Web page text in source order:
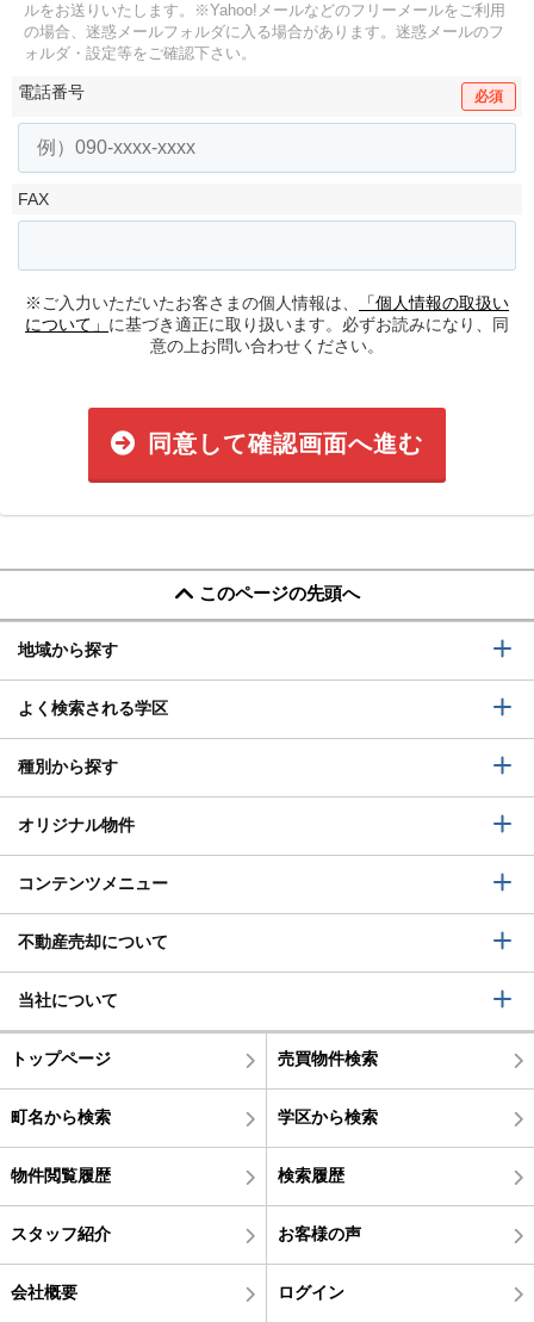
ルをお送りいたします。
※Yahoo!メールなどのフリーメールをご利用
の場合、迷惑メールフォルダに入る場合があります。 迷惑メールのフ
ォルダ・設定等をご確認下さい。
電話番号 必須
FAX
※ご入力いただいたお客さまの個人情報は、
「個人情報の取扱い
について」 に基づき適正に取り扱います。必ずお読みになり、同
意の上お問い合わせください。
同意して確認画面へ進む
このページの先頭へ
地域から探す
よく検索される学区
種別から探す
オリジナル物件
コンテンツメニュー
不動産売却について
当社について
トップページ 売買物件検索
町名から検索 学区から検索
物件閲覧履歴 検索履歴
スタッフ紹介 お客様の声
会社概要 ログイン